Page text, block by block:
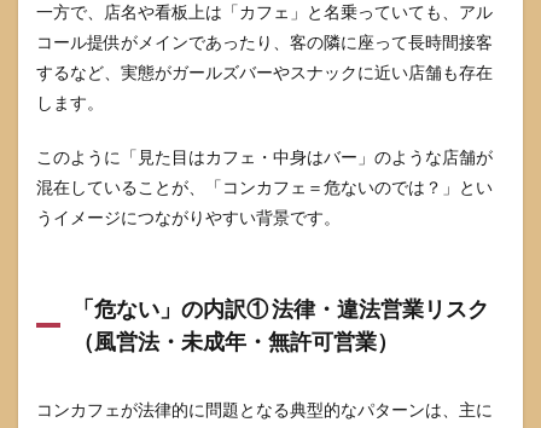
2.3
逮
捕・
摘発
され
ース
の代
表例
ンカ
フェ
の特
安全
一方で、店名や看板上は「カフェ」と名乗っていても、アル
コール提供がメインであったり、客の隣に座って長時間接客
するなど、実態がガールズバーやスナックに近い店舗も存在
します。
このように「見た目はカフェ・中身はバー」のような店舗が
混在していることが、「コンカフェ＝危ないのでは？」とい
うイメージにつながりやすい背景です。
「危ない」の内訳① 法律・違法営業リスク
（風営法・未成年・無許可営業）
コンカフェが法律的に問題となる典型的なパターンは、主に